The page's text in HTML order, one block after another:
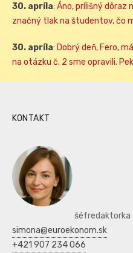
30. apríla: Áno, prílišný dôraz
značný tlak na študentov, čo
30. apríla: Dobrý deň, Fero,
na otázku č. 2 sme opravili.
KONTAKT
šéfredaktorka
simona@euroekonom.sk
+421 907 234 066